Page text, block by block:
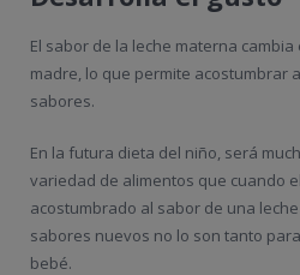
El sabor de la leche materna
madre, lo que permite acostumbrar
sabores.
En la futura dieta del niño, será
variedad de alimentos que cuando
acostumbrado al sabor de una
sabores nuevos no lo son tanto
bebé.